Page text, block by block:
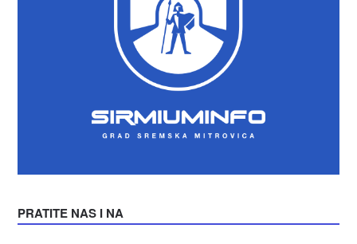
PRATITE NAS I NA